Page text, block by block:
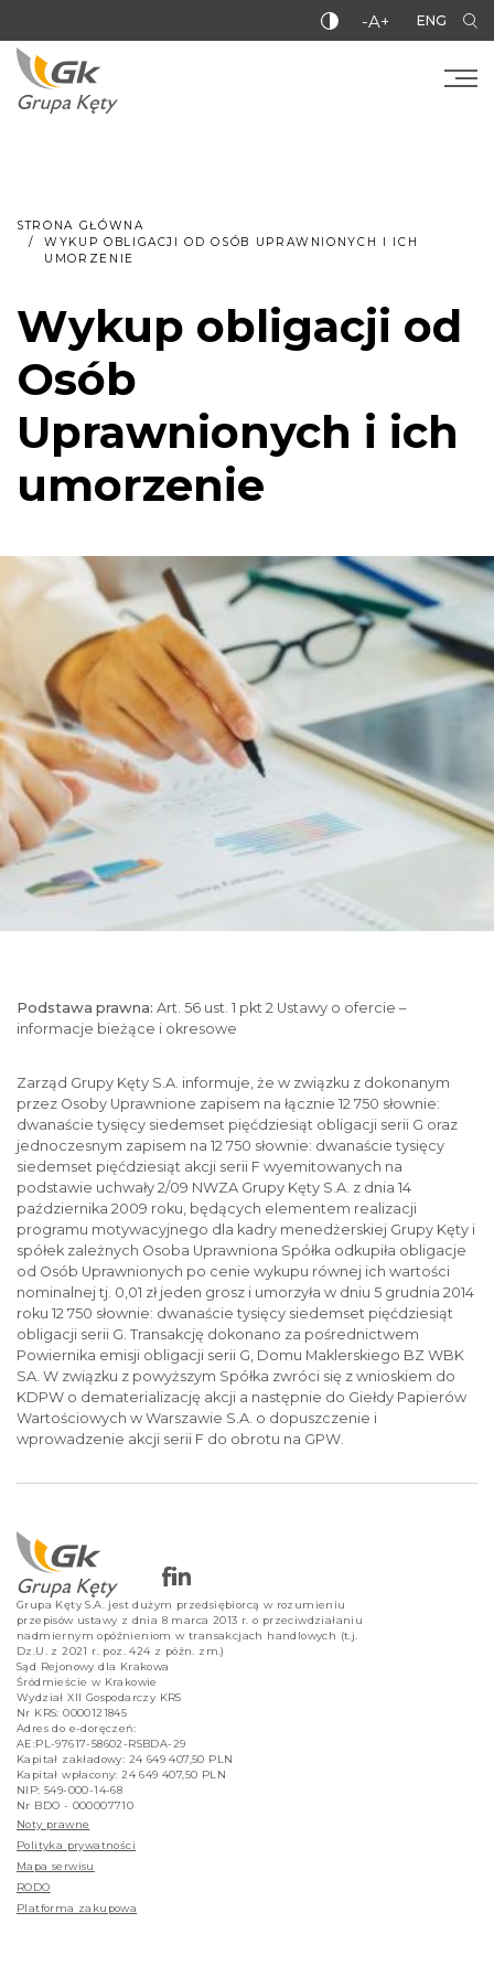
-A+ ENG
STRONA GŁÓWNA
WYKUP OBLIGACJI OD OSÓB UPRAWNIONYCH I ICH
UMORZENIE
Wykup obligacji od
Osób
Uprawnionych i ich
umorzenie
Podstawa prawna: Art. 56 ust. 1 pkt 2 Ustawy o ofercie –
informacje bieżące i okresowe
Zarząd Grupy Kęty S.A. informuje, że w związku z dokonanym
przez Osoby Uprawnione zapisem na łącznie 12 750 słownie:
dwanaście tysięcy siedemset pięćdziesiąt obligacji serii G oraz
jednoczesnym zapisem na 12 750 słownie: dwanaście tysięcy
siedemset pięćdziesiąt akcji serii F wyemitowanych na
podstawie uchwały 2/09 NWZA Grupy Kęty S.A. z dnia 14
października 2009 roku, będących elementem realizacji
programu motywacyjnego dla kadry menedżerskiej Grupy Kęty i
spółek zależnych Osoba Uprawniona Spółka odkupiła obligacje
od Osób Uprawnionych po cenie wykupu równej ich wartości
nominalnej tj. 0,01 zł jeden grosz i umorzyła w dniu 5 grudnia 2014
roku 12 750 słownie: dwanaście tysięcy siedemset pięćdziesiąt
obligacji serii G. Transakcję dokonano za pośrednictwem
Powiernika emisji obligacji serii G, Domu Maklerskiego BZ WBK
SA. W związku z powyższym Spółka zwróci się z wnioskiem do
KDPW o dematerializację akcji a następnie do Giełdy Papierów
Wartościowych w Warszawie S.A. o dopuszczenie i
wprowadzenie akcji serii F do obrotu na GPW.
Grupa Kęty S.A. jest dużym przedsiębiorcą w rozumieniu
przepisów ustawy z dnia 8 marca 2013 r. o przeciwdziałaniu
nadmiernym opóźnieniom w transakcjach handlowych (t.j.
Dz.U. z 2021 r. poz. 424 z późn. zm.)
Sąd Rejonowy dla Krakowa
Śródmieście w Krakowie
Wydział XII Gospodarczy KRS
Nr KRS: 0000121845
Adres do e-doręczeń:
AE:PL-97617-58602-RSBDA-29
Kapitał zakładowy: 24 649 407,50 PLN
Kapitał wpłacony: 24 649 407,50 PLN
NIP: 549-000-14-68
Nr BDO - 000007710
Noty prawne
Polityka prywatności
Mapa serwisu
RODO
Platforma zakupowa